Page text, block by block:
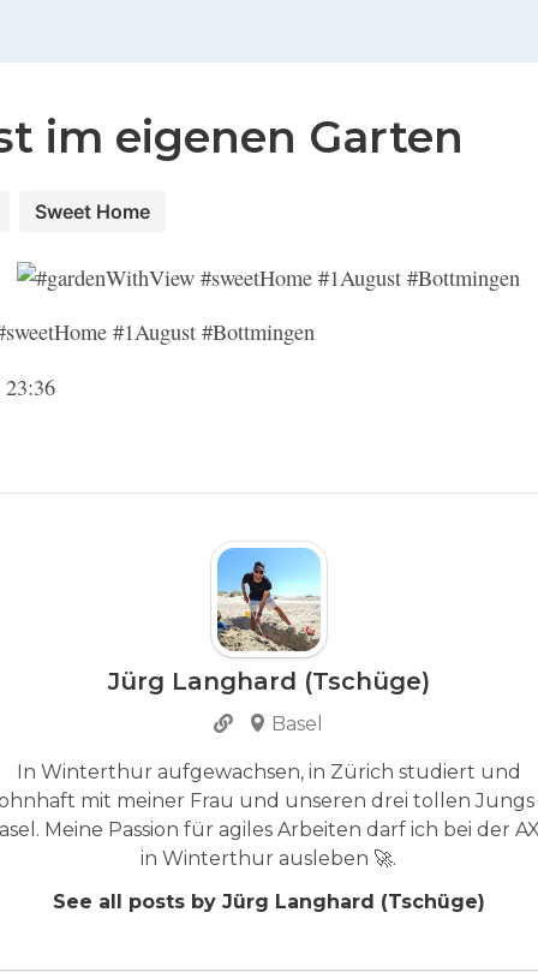
im eigenen Garten
Sweet Home
#1August #Bottmingen
Jürg Langhard (Tschüge)
Basel
In Winterthur aufgewachsen, in Zürich studiert und
mit meiner Frau und unseren drei tollen Jungs
Meine Passion für agiles Arbeiten darf ich bei der
in Winterthur ausleben 🚀.
See all posts by Jürg Langhard (Tschüge)